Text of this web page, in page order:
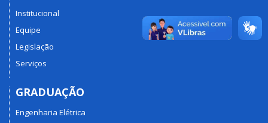
Institucional
Equipe
Legislação
Serviços
GRADUAÇÃO
Engenharia Elétrica